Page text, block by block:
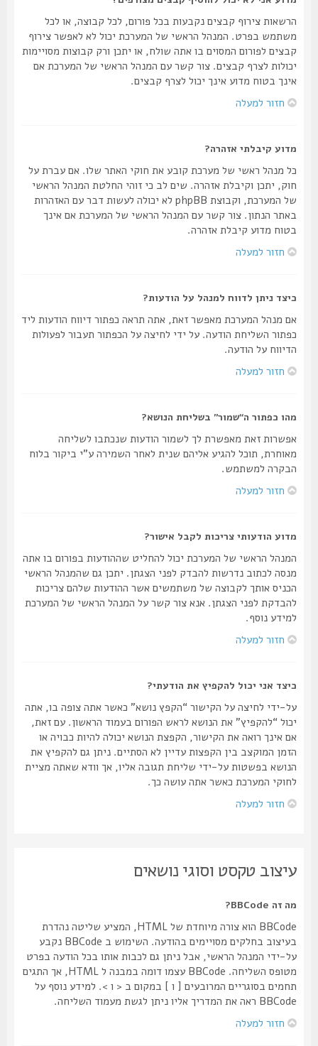
הרשאות צירוף קבצים נקבעות בכל פורום, לכל קבוצה, או לכל
משתמש בפרט. המנהל הראשי של המערכת יכול לא לאפשר צירוף
קבצים לפורום המסוים בו אתה שולח, או יתכן ורק קבוצות מסויימות
יכולות לצרף קבצים. צור קשר עם המנהל הראשי של המערכת אם
אינך בטוח מדוע אינך יכול לצרף קבצים.
חזור למעלה
מדוע קיבלתי אזהרה?
כל מנהל ראשי של מערכת קובע את חוקי האתר שלו. אם עברת על
חוק, יתכן וקיבלת אזהרה. שים לב כי זוהי החלטת המנהל הראשי
של המערכת, וקבוצת phpBB לא יכולה לעשות דבר עם האזהרות
באתר הנתון. צור קשר עם המנהל הראשי של המערכת אם אינך
בטוח מדוע קיבלת אזהרה.
חזור למעלה
כיצד ניתן לדווח למנהל על הודעות?
אם מנהל המערכת מאפשר זאת, אתה תראה כפתור דיווח הודעות ליד
כפתור השליחת הודעה. על ידי לחיצה על הכפתור תעבור לפעולות
הדיווח על הודעה.
חזור למעלה
מהו כפתור ה“שמור” בשליחת הנושא?
אפשרות זאת מאפשרת לך לשמור הודעות שנכתבו לשליחה
מאוחרת, תוכל להגיע אליהם שנית לאחר השמירה ע"י ביקור בלוח
הבקרה למשתמש.
חזור למעלה
מדוע הודעותי צריכות לקבל אישור?
המנהל הראשי של המערכת יכול להחליט שההודעות בפורום בו אתה
מנסה לכתוב נדרשות להבדק לפני הצגתן. יתכן גם שהמנהל הראשי
הכניס אותך לקבוצה של משתמשים אשר ההודעות שלהם צריכות
להבדקת לפני הצגתן. אנא צור קשר על המנהל הראשי של המערכת
למידע נוסף.
חזור למעלה
כיצד אני יכול להקפיץ את הודעתי?
על-ידי לחיצה על הקישור “הקפץ נושא” כאשר אתה צופה בו, אתה
יכול “להקפיץ” את הנושא לראש הפורום בעמוד הראשון. עם זאת,
אם אינך רואה את הקישור, הקפצת הנושא יכולה להיות כבויה או
הזמן המוקצב בין הקפצות עדיין לא הסתיים. ניתן גם להקפיץ את
הנושא בפשטות על-ידי שליחת תגובה אליו, אך וודא שאתה מציית
לחוקי המערכת כאשר אתה עושה כך.
חזור למעלה
עיצוב טקסט וסוגי נושאים
מה זה BBCode?
BBCode הוא צורה מיוחדת של HTML, המציע שליטה נהדרת
בעיצוב בחלקים מסויימים בהודעה. השימוש ב BBCode נקבע
על-ידי המנהל הראשי, אבל ניתן גם לכבות אותו בכל הודעה בפרט
מטופס השליחה. BBCode עצמו דומה במבנה ל HTML, אך התגים
תחמים בסוגריים המרובעים [ ו ] במקום ב < ו >. למידע נוסף על
BBCode ראה את המדריך אליו ניתן לגשת מעמוד השליחה.
חזור למעלה